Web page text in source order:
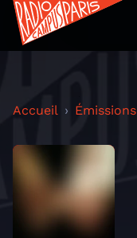
Accueil Émissions